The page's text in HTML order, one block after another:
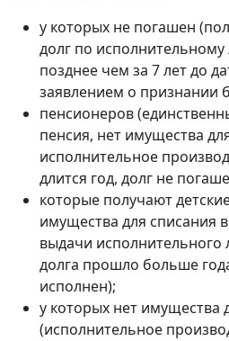
у которых не погашен
долг по
позднее чем за 7 лет до
заявлением о признании
пенсионеров
пенсия, нет имущества
исполнительное
длится год, долг не
которые получают
имущества для списания
выдачи исполнительного
долга прошло больше
исполнен);
у которых нет имущества
(исполнительное